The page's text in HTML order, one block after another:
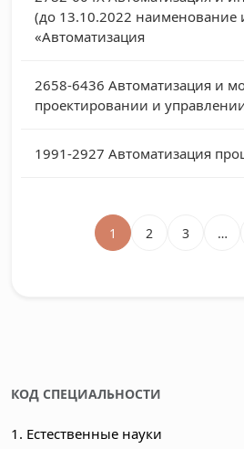
(до 13.10.2022 наименование
«Автоматизация
2658-6436 Автоматизация и
проектировании и
1991-2927 Автоматизация
1 2 3 …
КОД СПЕЦИАЛЬНОСТИ
1. Естественные науки